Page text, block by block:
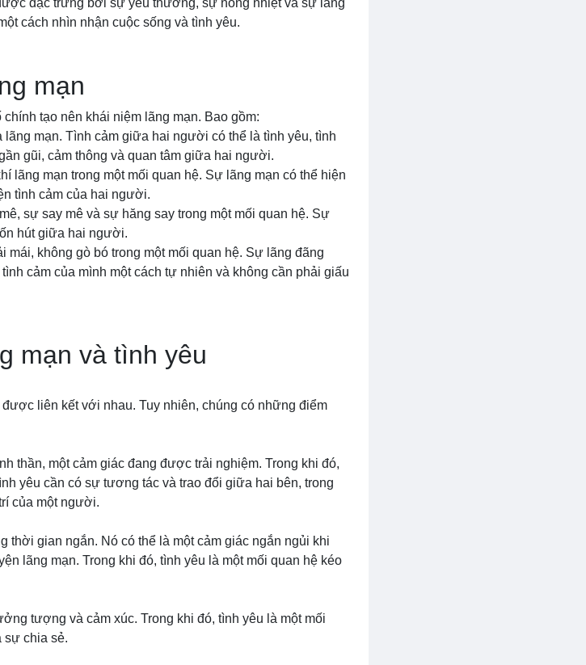
đặc trưng bởi sự yêu thương, sự nồng nhiệt và sự lãng
cách nhìn nhận cuộc sống và tình yêu.
mạn
tạo nên khái niệm lãng mạn. Bao gồm:
mạn. Tình cảm giữa hai người có thể là tình yêu, tình
gũi, cảm thông và quan tâm giữa hai người.
lãng mạn trong một mối quan hệ. Sự lãng mạn có thể hiện
tình cảm của hai người.
sự say mê và sự hăng say trong một mối quan hệ. Sự
hút giữa hai người.
không gò bó trong một mối quan hệ. Sự lãng đãng
cảm của mình một cách tự nhiên và không cần phải giấu
mạn và tình yêu
liên kết với nhau. Tuy nhiên, chúng có những điểm
thần, một cảm giác đang được trải nghiệm. Trong khi đó,
yêu cần có sự tương tác và trao đổi giữa hai bên, trong
của một người.
thời gian ngắn. Nó có thể là một cảm giác ngắn ngủi khi
lãng mạn. Trong khi đó, tình yêu là một mối quan hệ kéo
tượng và cảm xúc. Trong khi đó, tình yêu là một mối
sự chia sẻ.